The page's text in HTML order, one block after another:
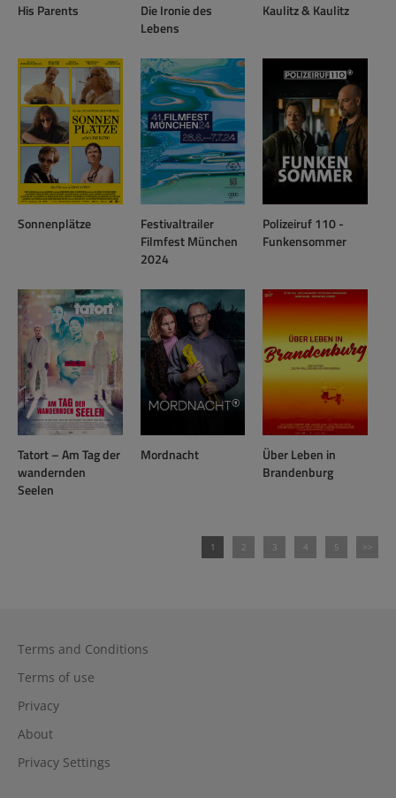
His Parents
Die Ironie des
Lebens
Kaulitz & Kaulitz
Sonnenplätze
Festivaltrailer
Filmfest München
2024
Polizeiruf 110 -
Funkensommer
Tatort – Am Tag der
wandernden
Seelen
Mordnacht
Über Leben in
Brandenburg
1 2 3 4 5 >>
Terms and Conditions
Terms of use
Privacy
About
Privacy Settings